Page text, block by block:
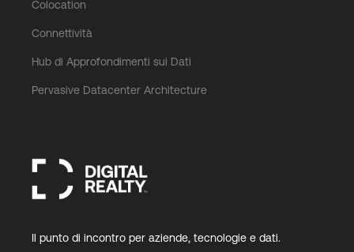
Colocation
Connettività
Hub di Approfondimenti sui Dati
Pervasive Datacenter Architecture
Il punto di incontro per aziende, tecnologie e dati.